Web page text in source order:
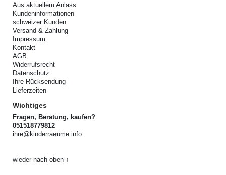
Aus aktuellem Anlass
Kundeninformationen
schweizer Kunden
Versand & Zahlung
Impressum
Kontakt
AGB
Widerrufsrecht
Datenschutz
Ihre Rücksendung
Lieferzeiten
Wichtiges
Fragen, Beratung, kaufen?
051518779812
ihre@kinderraeume.info
wieder nach oben ↑